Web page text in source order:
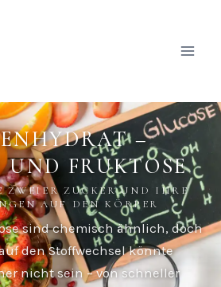
–
UND FRUKTOSE
ZWEIER ZUCKER UND IHRE
AUF DEN KÖRPER
sind chemisch ähnlich, doch
den Stoffwechsel könnte
nicht sein – von schneller